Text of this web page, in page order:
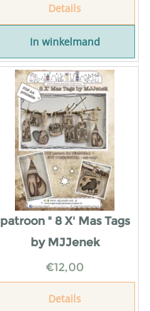
Details
In winkelmand
patroon " 8 X' Mas Tags
by MJJenek
€12,00
Details